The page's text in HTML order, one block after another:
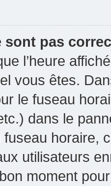
sont pas
l’heure
vous êtes.
le fuseau
dans le
horaire,
utilisateurs
moment